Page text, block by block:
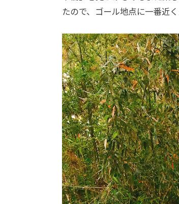
たので、ゴール地点に一番近